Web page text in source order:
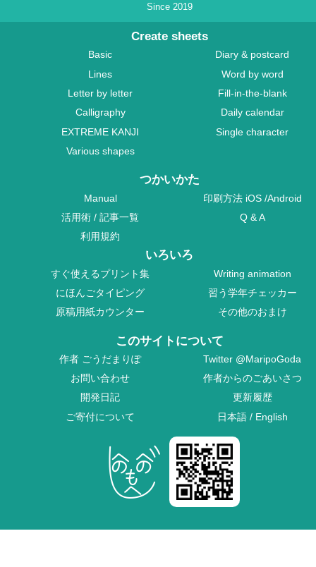
Since 2019
Create sheets
Basic
Diary & postcard
Lines
Word by word
Letter by letter
Fill-in-the-blank
Calligraphy
Daily calendar
EXTREME KANJI
Single character
Various shapes
つかいかた
Manual 印刷方法 iOS /Android
活用術 /記事一覧
Q & A
利用規約
いろいろ
すぐ使えるプリント集
Writing animation
にほんごタイピング
習う学年チェッカー
原稿用紙カウンター
その他のおまけ
このサイトについて
作者 ごうだまりぽ Twitter @MaripoGoda
お問い合わせ
作者からのごあいさつ
開発日記
更新履歴
ご寄付について
日本語 / English